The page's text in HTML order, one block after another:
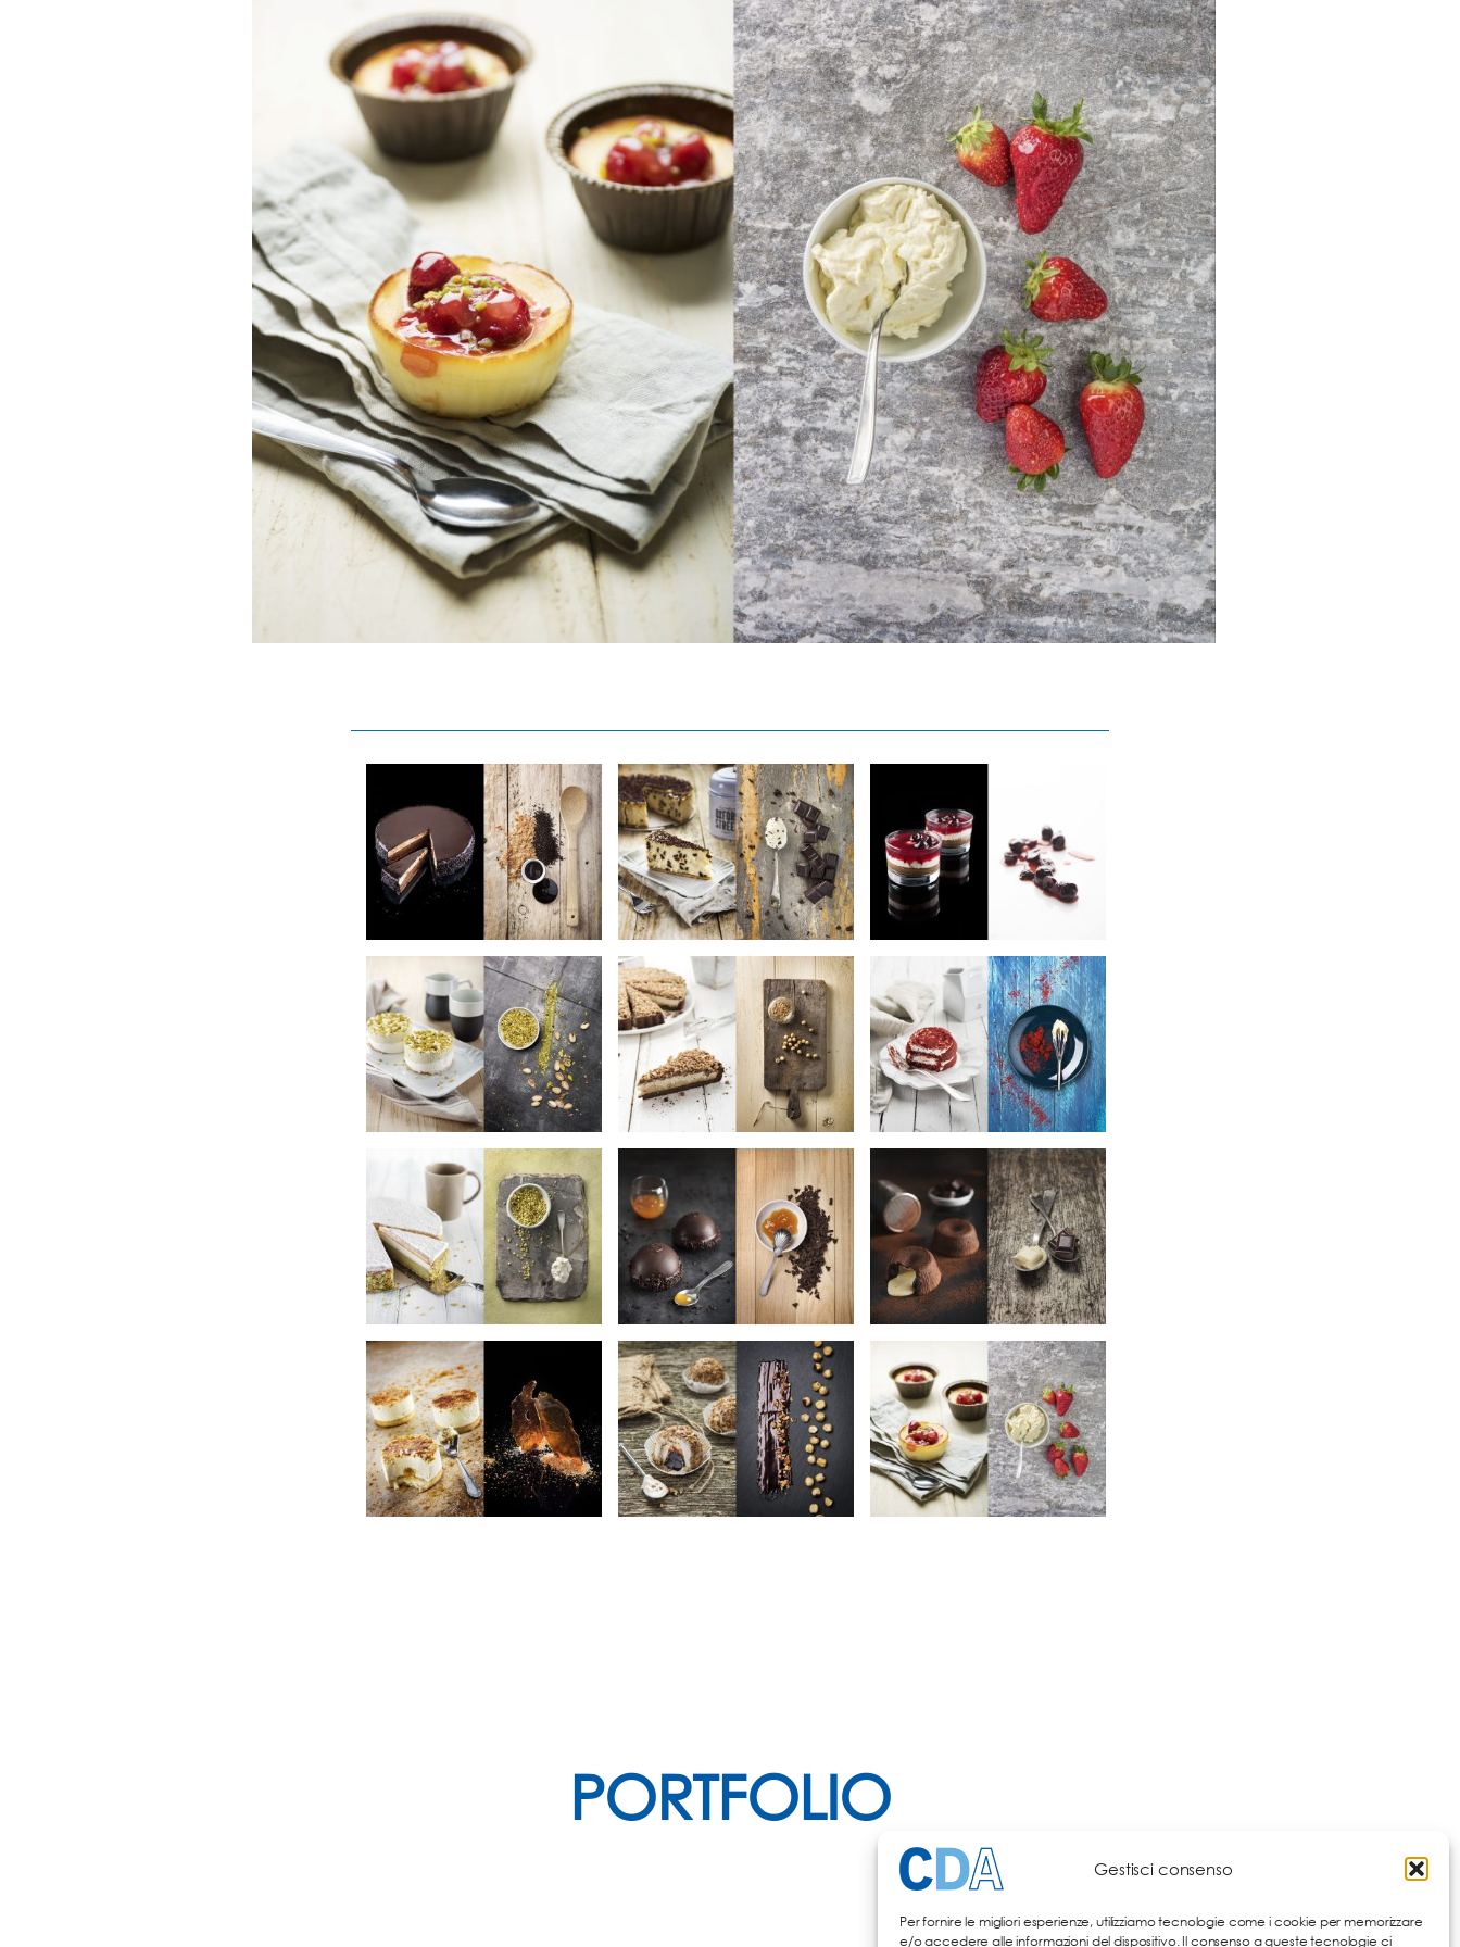
Gestisci consenso
Per fornire le migliori esperienze, utilizziamo tecnologie come i cookie per memorizzare
e/o accedere alle informazioni del dispositivo. Il consenso a queste tecnologie ci
PORTFOLIO